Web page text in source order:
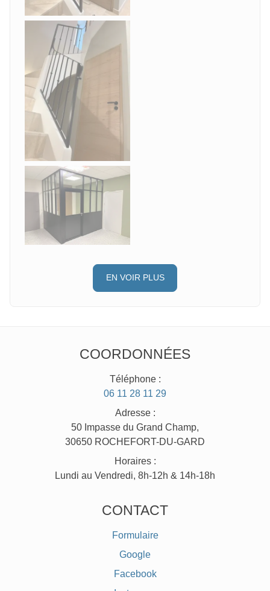
EN VOIR PLUS
COORDONNÉES
Téléphone :
06 11 28 11 29
Adresse :
50 Impasse du Grand Champ,
30650 ROCHEFORT-DU-GARD
Horaires :
Lundi au Vendredi, 8h-12h & 14h-18h
CONTACT
Formulaire
Google
Facebook